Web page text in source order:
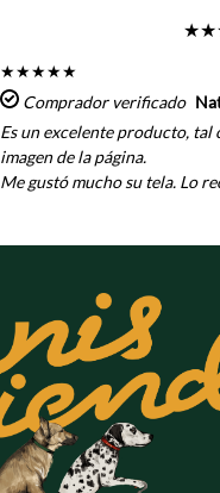
★★
★★★★★
Comprador verificado
Es un excelente producto, tal
imagen de la página.
Me gustó mucho su tela. Lo